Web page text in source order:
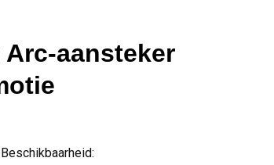
aansteker
Beschikbaarheid: